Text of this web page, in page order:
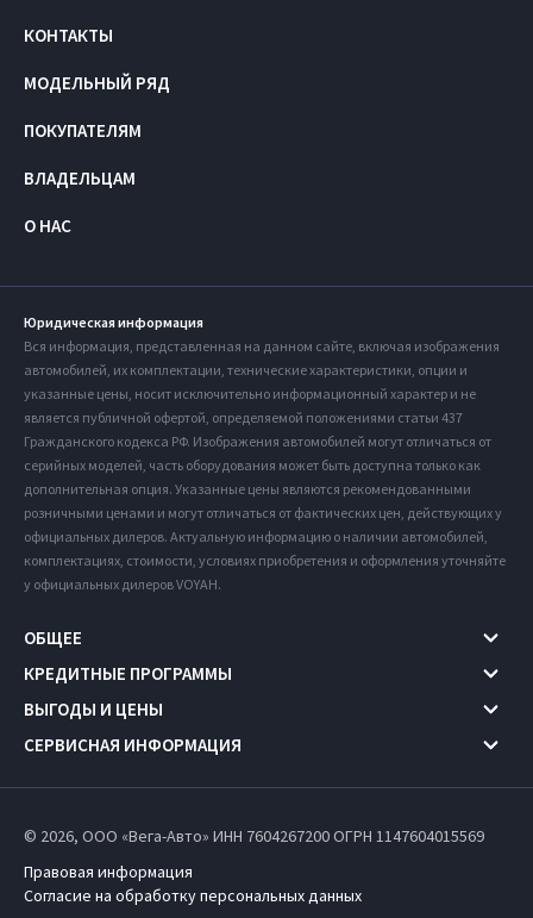
КОНТАКТЫ
МОДЕЛЬНЫЙ РЯД
ПОКУПАТЕЛЯМ
ВЛАДЕЛЬЦАМ
О НАС
Юридическая информация
Вся информация, представленная на данном сайте, включая изображения
автомобилей, их комплектации, технические характеристики, опции и
указанные цены, носит исключительно информационный характер и не
является публичной офертой, определяемой положениями статьи 437
Гражданского кодекса РФ. Изображения автомобилей могут отличаться от
серийных моделей, часть оборудования может быть доступна только как
дополнительная опция. Указанные цены являются рекомендованными
розничными ценами и могут отличаться от фактических цен, действующих у
официальных дилеров. Актуальную информацию о наличии автомобилей,
комплектациях, стоимости, условиях приобретения и оформления уточняйте
у официальных дилеров VOYAH.
ОБЩЕЕ
КРЕДИТНЫЕ ПРОГРАММЫ
ВЫГОДЫ И ЦЕНЫ
СЕРВИСНАЯ ИНФОРМАЦИЯ
© 2026, ООО «Вега-Авто» ИНН 7604267200ОГРН 1147604015569
Правовая информация
Согласие на обработку персональных данных